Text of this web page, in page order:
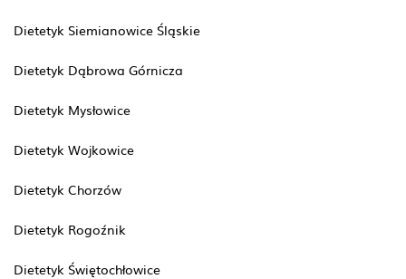
Dietetyk Siemianowice Śląskie
Dietetyk Dąbrowa Górnicza
Dietetyk Mysłowice
Dietetyk Wojkowice
Dietetyk Chorzów
Dietetyk Rogoźnik
Dietetyk Świętochłowice